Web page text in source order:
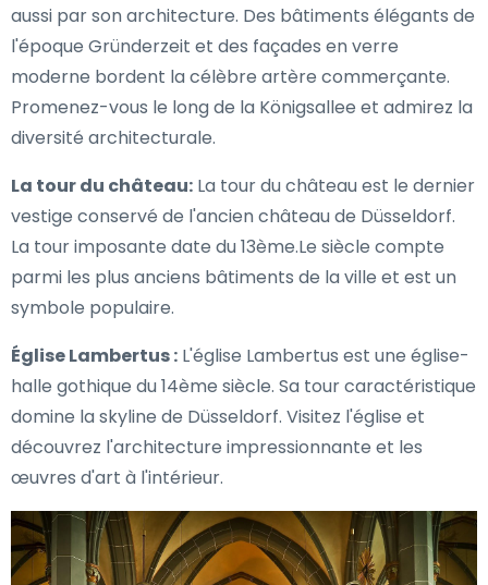
aussi par son architecture. Des bâtiments élégants de
l'époque Gründerzeit et des façades en verre
moderne bordent la célèbre artère commerçante.
Promenez-vous le long de la Königsallee et admirez la
diversité architecturale.
La tour du château: La tour du château est le dernier
vestige conservé de l'ancien château de Düsseldorf.
La tour imposante date du 13ème.Le siècle compte
parmi les plus anciens bâtiments de la ville et est un
symbole populaire.
Église Lambertus : L'église Lambertus est une église-
halle gothique du 14ème siècle. Sa tour caractéristique
domine la skyline de Düsseldorf. Visitez l'église et
découvrez l'architecture impressionnante et les
œuvres d'art à l'intérieur.